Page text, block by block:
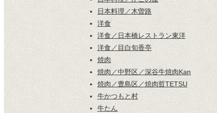
日本料理／木曽路
洋食
洋食／日本橋レストラン東洋
洋食／目白旬香亭
焼肉
焼肉／中野区／深谷牛焼肉Kan
焼肉／豊島区／焼肉哲TETSU
牛かつもと村
牛たん